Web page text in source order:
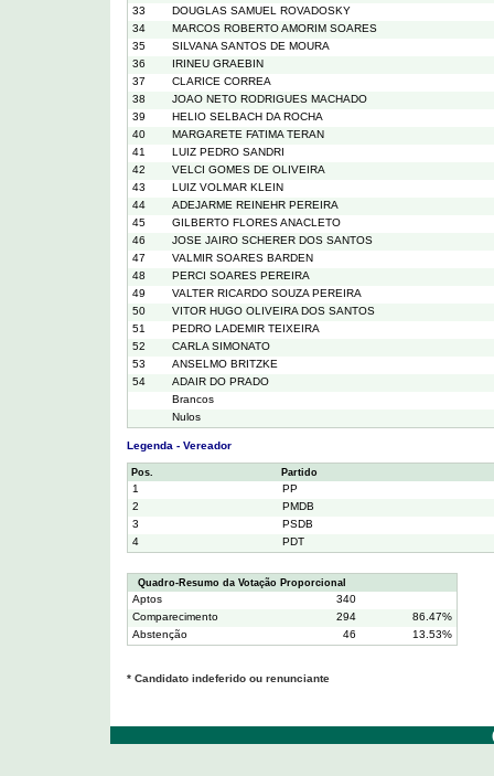
33
DOUGLAS SAMUEL ROVADOSKY
34
MARCOS ROBERTO AMORIM SOARES
35
SILVANA SANTOS DE MOURA
36
IRINEU GRAEBIN
37
CLARICE CORREA
38
JOAO NETO RODRIGUES MACHADO
39
HELIO SELBACH DA ROCHA
40
MARGARETE FATIMA TERAN
41
LUIZ PEDRO SANDRI
42
VELCI GOMES DE OLIVEIRA
43
LUIZ VOLMAR KLEIN
44
ADEJARME REINEHR PEREIRA
45
GILBERTO FLORES ANACLETO
46
JOSE JAIRO SCHERER DOS SANTOS
47
VALMIR SOARES BARDEN
48
PERCI SOARES PEREIRA
49
VALTER RICARDO SOUZA PEREIRA
50
VITOR HUGO OLIVEIRA DOS SANTOS
51
PEDRO LADEMIR TEIXEIRA
52
CARLA SIMONATO
53
ANSELMO BRITZKE
54
ADAIR DO PRADO
Brancos
Nulos
Legenda - Vereador
Pos. Partido
1
PP
2
PMDB
3
PSDB
4
PDT
Quadro-Resumo da Votação Proporcional
Aptos
340
Comparecimento
294
86.47%
Abstenção
46 13.53%
* Candidato indeferido ou renunciante